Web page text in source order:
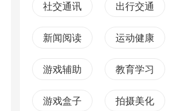
社交通讯 出行交通
新闻阅读 运动健康
游戏辅助 教育学习
游戏盒子 拍摄美化